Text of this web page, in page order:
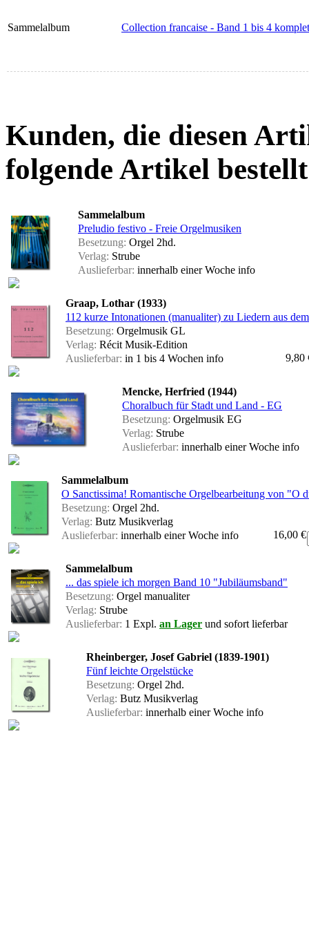
Sammelalbum Collection francaise - Band 1 bis 4
Kunden, die diesen
folgende Artikel
Sammelalbum
Preludio festivo - Freie Orgelmusiken
Besetzung: Orgel 2hd.
Verlag: Strube
Auslieferbar: innerhalb einer Woche info
Graap, Lothar (1933)
112 kurze Intonationen (manualiter) zu Liedern aus
Besetzung: Orgelmusik GL
Verlag: Récit Musik-Edition
Auslieferbar: in 1 bis 4 Wochen info 9,80
Mencke, Herfried (1944)
Choralbuch für Stadt und Land - EG
Besetzung: Orgelmusik EG
Verlag: Strube
Auslieferbar: innerhalb einer Woche info
Sammelalbum
O Sanctissima! Romantische Orgelbearbeitung von "O
Besetzung: Orgel 2hd.
Verlag: Butz Musikverlag
Auslieferbar: innerhalb einer Woche info 16,00 €
Sammelalbum
... das spiele ich morgen Band 10 "Jubiläumsband"
Besetzung: Orgel manualiter
Verlag: Strube
Auslieferbar: 1 Expl. an Lager und sofort lieferbar
Rheinberger, Josef Gabriel (1839-1901)
Fünf leichte Orgelstücke
Besetzung: Orgel 2hd.
Verlag: Butz Musikverlag
Auslieferbar: innerhalb einer Woche info